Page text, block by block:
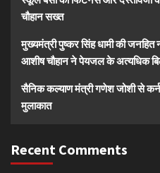
चौहान सख्त
मुख्यमंत्री पुष्कर सिंह धामी की जनहित
आशीष चौहान ने पेयजल के अत्यधिक
सैनिक कल्याण मंत्री गणेश जोशी से
मुलाकात
Recent Comments